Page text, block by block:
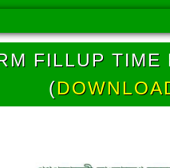
FILLUP TIME
(